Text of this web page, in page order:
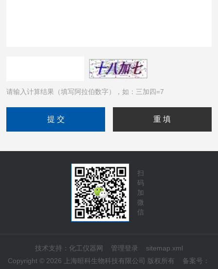
请输入计算结果（填写阿拉伯数字），如：三加四=7
扫
码
加
微
信
技术支持： 化工仪器网 管理登录
sitemap.xml
Copyright © 2026 上海晅科生物科技有限公司 版权所有 备案号：